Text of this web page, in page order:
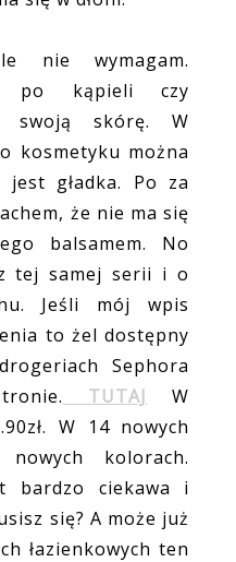
nie wymagam.
po kąpieli czy
swoją skórę. W
kosmetyku można
jest gładka. Po za
że nie ma się
balsamem. No
tej samej serii i o
Jeśli mój wpis
to żel dostępny
Sephora
TUTAJ
W
W 14 nowych
kolorach.
bardzo ciekawa i
się? A może już
łazienkowych ten